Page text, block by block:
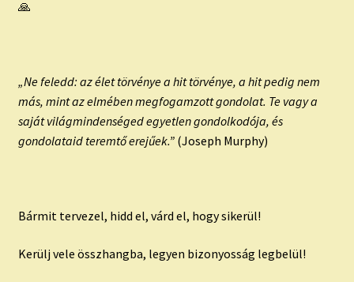
„Ne feledd: az élet törvénye a hit törvénye, a hit pedig nem
más, mint az elmében megfogamzott gondolat. Te vagy a
saját világmindenséged egyetlen gondolkodója, és
gondolataid teremtő erejűek.”(Joseph Murphy)
Bármit tervezel, hidd el, várd el, hogy sikerül!
Kerülj vele összhangba, legyen bizonyosság legbelül!